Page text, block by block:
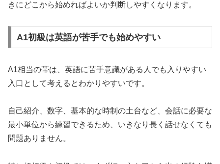
きにどこから始めればよいか判断しやすくなります。
A1初級は英語が苦手でも始めやすい
A1相当の帯は、英語に苦手意識がある人でも入りやすい
入口として考えるとわかりやすいです。
自己紹介、数字、基本的な時制の土台など、会話に必要な
最小単位から練習できるため、いきなり長く話せなくても
問題ありません。